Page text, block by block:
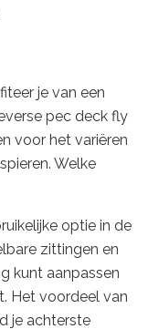
je van een
pec deck fly
voor het variëren
Welke
optie in de
zittingen en
kunt aanpassen
Het voordeel van
je achterste